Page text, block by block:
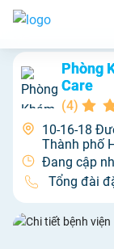
Phòng
Care
(4)
10-16-18
Thành phố
Đang cập
Tổng đài